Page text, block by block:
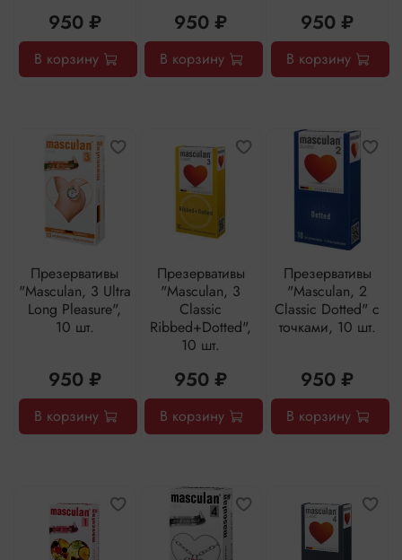
950 ₽
В корзину
950 ₽
В корзину
950 ₽
В корзину
Презервативы
"Masculan, 3 Ultra
Long Pleasure",
10 шт.
950 ₽
В корзину
Презервативы
"Masculan, 3
Classic
Ribbed+Dotted",
10 шт.
950 ₽
В корзину
Презервативы
"Masculan, 2
Classic Dotted" с
точками, 10 шт.
950 ₽
В корзину